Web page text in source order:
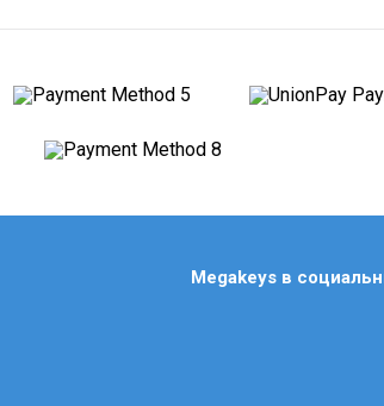
Crimson Desert
Crysis Ps3
Crysis Ps5/4
Dark Souls аккаунт
Megakeys в